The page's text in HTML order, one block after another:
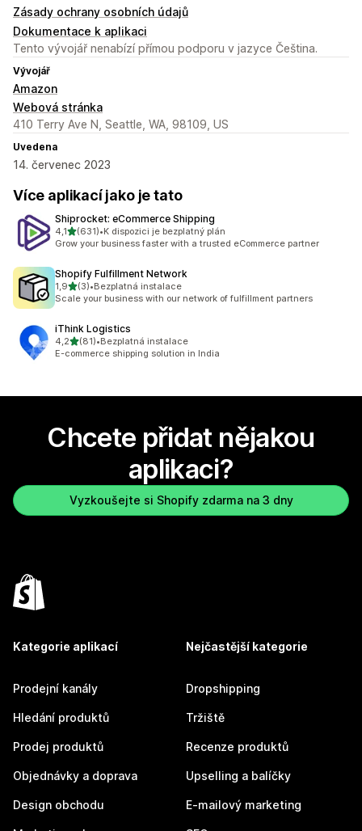
Zásady ochrany osobních údajů
Dokumentace k aplikaci
Tento vývojář nenabízí přímou podporu v jazyce Čeština.
Vývojář
Amazon
Webová stránka
410 Terry Ave N, Seattle, WA, 98109, US
Uvedena
14. červenec 2023
Více aplikací jako je tato
Shiprocket: eCommerce Shipping
4,1z 5 hvězd
(631)
Celkový počet recenzí: 631
•K dispozici je bezplatný plán
Grow your business faster with a trusted eCommerce partner
Shopify Fulfillment Network
1,9z 5 hvězd
(3)
Celkový počet recenzí: 3
•Bezplatná instalace
Scale your business with our network of fulfillment partners
iThink Logistics
4,2z 5 hvězd
(81)
Celkový počet recenzí: 81
•Bezplatná instalace
E-commerce shipping solution in India
Chcete přidat nějakou
aplikaci?
Vyzkoušejte si Shopify zdarma na 3 dny
Kategorie aplikací
Prodejní kanály
Hledání produktů
Prodej produktů
Objednávky a doprava
Design obchodu
Nejčastější kategorie
Dropshipping
Tržiště
Recenze produktů
Upselling a balíčky
E-mailový marketing